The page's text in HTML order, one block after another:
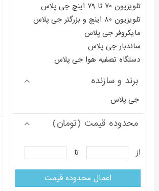
تلویزیون 70 تا 79 اینچ جی پلاس
تلویزیون 80 اینچ و بزرگتر جی پلاس
مایکروفر جی پلاس
ساندبار جی پلاس
دستگاه تصفیه هوا جی پلاس
برند و سازنده
جی پلاس
محدوده قیمت (تومان)
از تا
اعمال محدوده قیمت